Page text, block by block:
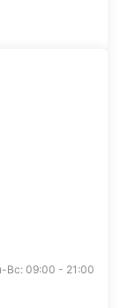
Вс: 09:00 - 21:00